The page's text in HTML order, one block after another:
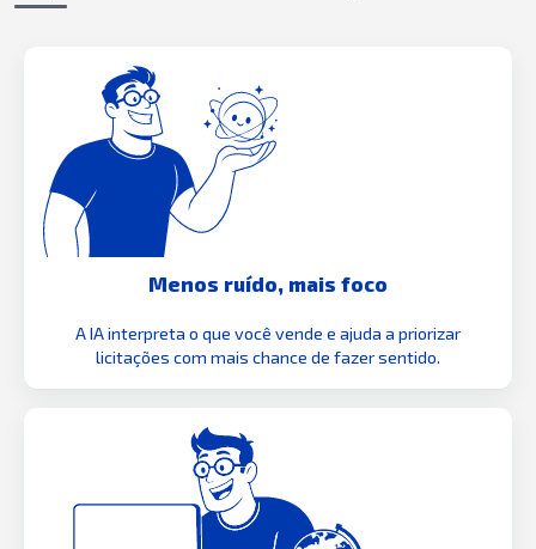
Menos ruído, mais foco
A IA interpreta o que você vende e ajuda a priorizar
licitações com mais chance de fazer sentido.